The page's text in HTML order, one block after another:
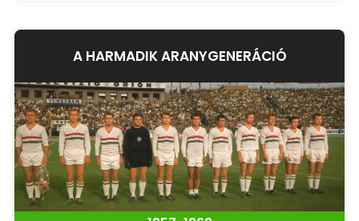
A HARMADIK ARANYGENERÁCIÓ